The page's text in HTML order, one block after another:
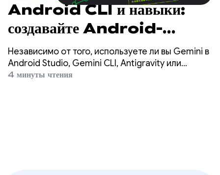
Android CLI и навыки:
создавайте Android-
приложения в 3 раза быстрее,
используя любой агент.
Независимо от того, используете ли вы Gemini в
Android Studio, Gemini CLI, Antigravity или
сторонние агенты, такие как Claude Code или
4 минуты чтения